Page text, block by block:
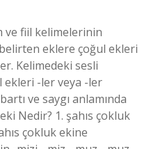
ve fiil kelimelerinin
eklere çoğul ekleri
Kelimedeki sesli
ekleri -ler veya -ler
ve saygı anlamında
Nedir? 1. şahıs çokluk
çokluk ekine